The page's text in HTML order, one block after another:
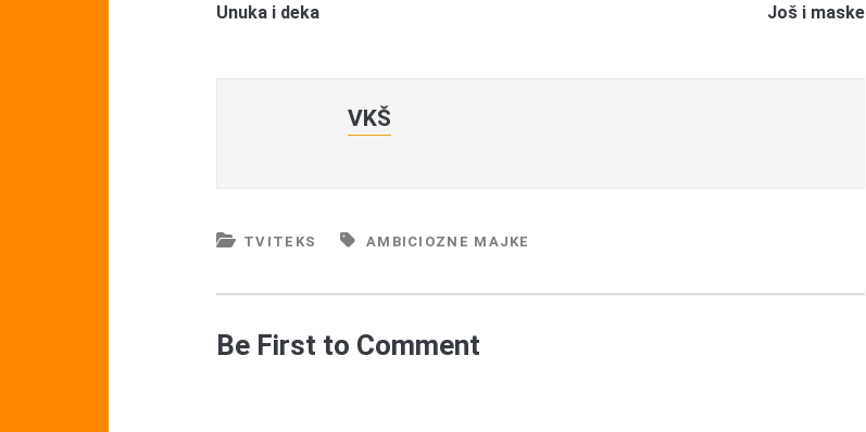
Unuka i deka
Još i maske
VKŠ
TVITEKS AMBICIOZNE MAJKE
Be First to Comment